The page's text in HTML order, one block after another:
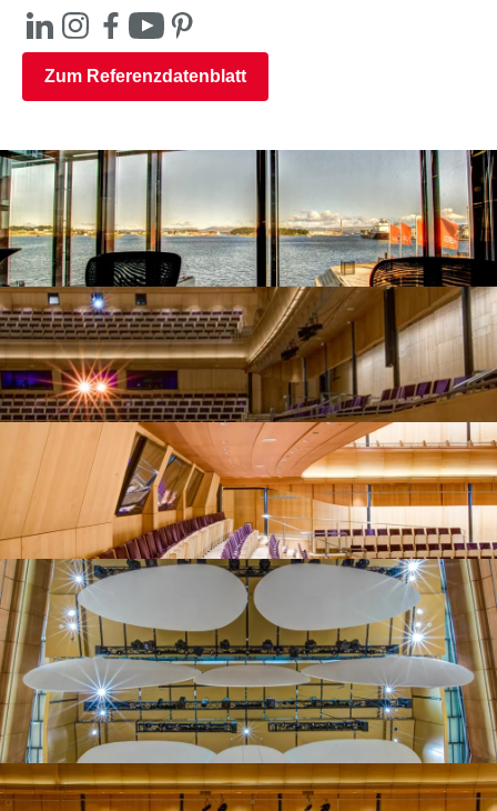
Zum Referenzdatenblatt